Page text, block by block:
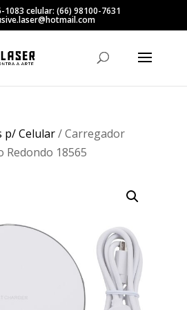
1083 celular: (66) 98100-7631
p/ Celular/ Carregador
Redondo 18565